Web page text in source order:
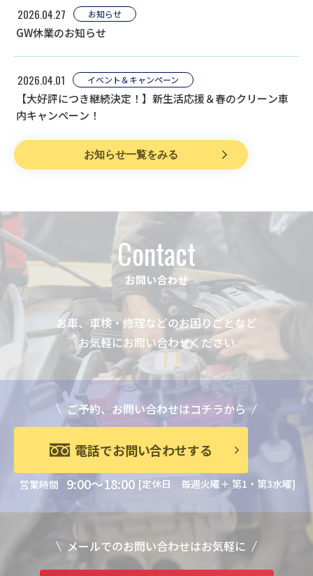
2026.04.27 お知らせ
GW休業のお知らせ
2026.04.01 イベント＆キャンペーン
【大好評につき継続決定！】新生活応援＆春のクリーン車
内キャンペーン！
お知らせ一覧をみる
Contact
お問い合わせ
お車、車検・修理などのお困りごとなど
お気軽にお問い合わせください
ご予約、お問い合わせはコチラから
電話でお問い合わせする
営業時間 9:00～18:00 [定休日 毎週火曜＋ 第1・第3水曜]
メールでのお問い合わせはお気軽に